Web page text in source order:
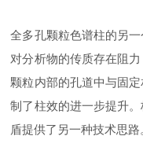
全多孔颗粒色谱柱的另
对分析物的传质存在阻
颗粒内部的孔道中与固
制了柱效的进一步提升
盾提供了另一种技术思路